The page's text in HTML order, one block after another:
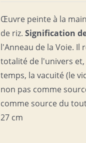
Œuvre peinte à la
de riz.Signification
l'Anneau de la Voie. Il
totalité de l'univers
temps, la vacuité (le
non pas comme
comme source du
27 cm